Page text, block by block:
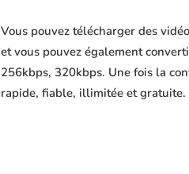
Vous pouvez télécharger des
et vous pouvez également
256kbps, 320kbps. Une fois la
rapide, fiable, illimitée et gratuite.